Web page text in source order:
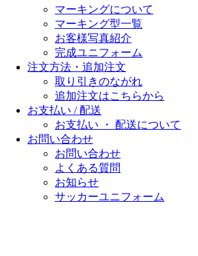
マーキングについて
マーキング型一覧
お客様写真紹介
完成ユニフォーム
注文方法・追加注文
取り引きのながれ
追加注文はこちらから
お支払い / 配送
お支払い ・ 配送について
お問い合わせ
お問い合わせ
よくある質問
お知らせ
サッカーユニフォーム